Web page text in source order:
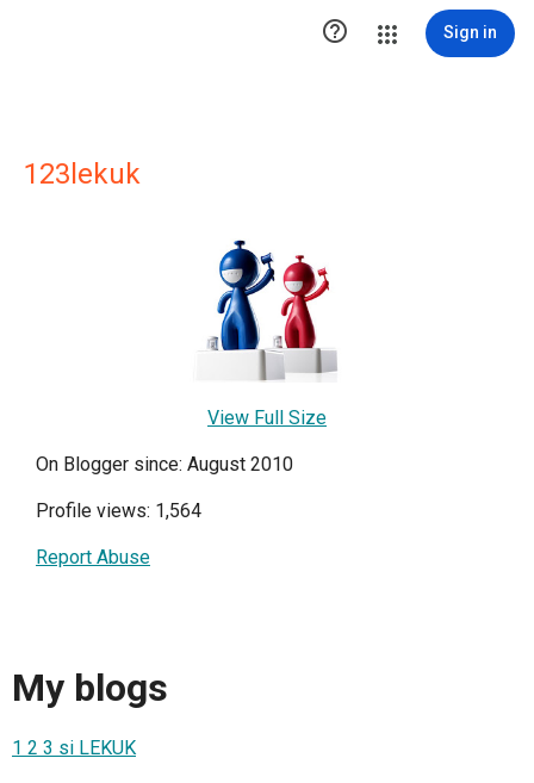
 Sign in
123lekuk
View Full Size
On Blogger since: August 2010
Profile views: 1,564
Report Abuse
My blogs
1 2 3 si LEKUK